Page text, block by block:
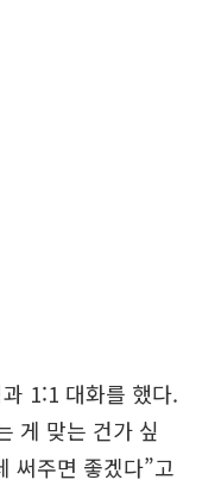
1:1 대화를 했다.
게 맞는 건가 싶
써주면 좋겠다”고